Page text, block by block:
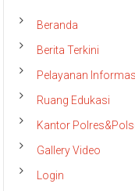
Beranda
Berita Terkini
Pelayanan
Ruang Edukasi
Kantor
Gallery Video
Login